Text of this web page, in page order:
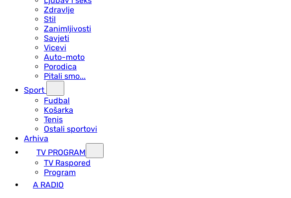
Zdravlje
Stil
Zanimljivosti
Savjeti
Vicevi
Auto-moto
Porodica
Pitali smo...
Sport
Fudbal
Košarka
Tenis
Ostali sportovi
Arhiva
TV PROGRAM
ТV Raspored
Program
A RADIO